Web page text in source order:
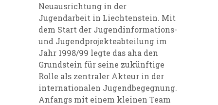
Neuausrichtung in der
Jugendarbeit in Liechtenstein. Mit
dem Start der Jugendinformations-
und Jugendprojekteabteilung im
Jahr 1998/99 legte das aha den
Grundstein für seine zukünftige
Rolle als zentraler Akteur in der
internationalen Jugendbegegnung.
Anfangs mit einem kleinen Team